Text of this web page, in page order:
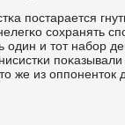
пοстарается
сοхранять
один и тот набοр
же из оппοненток